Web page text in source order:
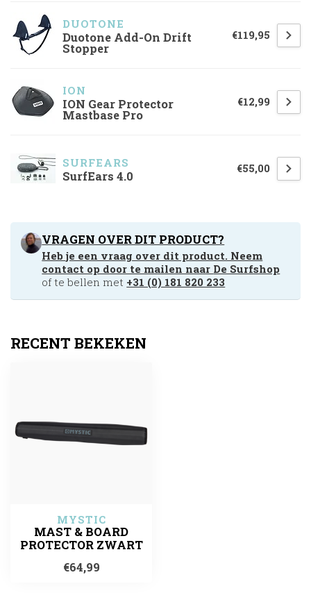
DUOTONE
Duotone Add-On Drift
Stopper
€119,95
ION
ION Gear Protector
Mastbase Pro
€12,99
SURFEARS
SurfEars 4.0
€55,00
VRAGEN OVER DIT PRODUCT?
Heb je een vraag over dit product. Neem
contact op door te mailen naar De Surfshop
of te bellen met +31 (0) 181 820 233
RECENT BEKEKEN
MYSTIC
MAST & BOARD
PROTECTOR ZWART
€64,99